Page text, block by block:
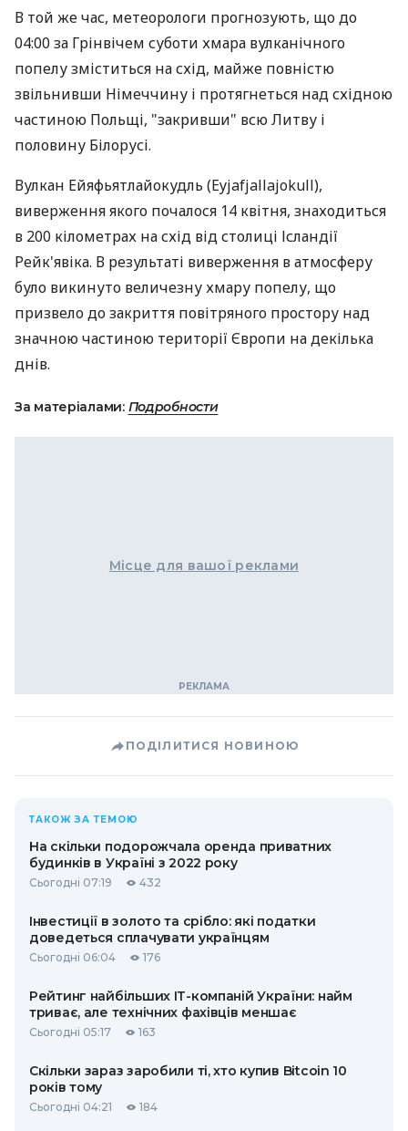
В той же час, метеорологи прогнозують, що до
04:00 за Грінвічем суботи хмара вулканічного
попелу зміститься на схід, майже повністю
звільнивши Німеччину і протягнеться над східною
частиною Польщі, "закривши" всю Литву і
половину Білорусі.
Вулкан Ейяфьятлайокудль (Eyjafjallajokull),
виверження якого почалося 14 квітня, знаходиться
в 200 кілометрах на схід від столиці Ісландії
Рейк'явіка. В результаті виверження в атмосферу
було викинуто величезну хмару попелу, що
призвело до закриття повітряного простору над
значною частиною території Європи на декілька
днів.
За матеріалами: Подробности
Місце для вашої реклами
ПОДІЛИТИСЯ НОВИНОЮ
ТАКОЖ ЗА ТЕМОЮ
На скільки подорожчала оренда приватних
будинків в Україні з 2022 року
Сьогодні 07:19 432
Інвестиції в золото та срібло: які податки
доведеться сплачувати українцям
Сьогодні 06:04 176
Рейтинг найбільших ІТ-компаній України: найм
триває, але технічних фахівців меншає
Сьогодні 05:17 163
Скільки зараз заробили ті, хто купив Bitcoin 10
років тому
Сьогодні 04:21 184